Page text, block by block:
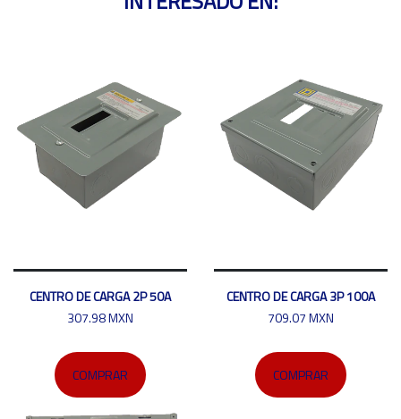
CENTRO DE CARGA 2P 50A
307.98 MXN
COMPRAR
CENTRO DE CARGA 3P 100A
709.07 MXN
COMPRAR